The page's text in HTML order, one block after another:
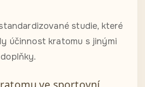
studie, které
účinnost kratomu s jinými